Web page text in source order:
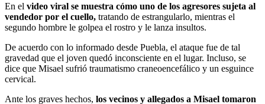
En el video viral se muestra cómo uno de los agresores sujeta al
vendedor por el cuello, tratando de estrangularlo, mientras el
segundo hombre le golpea el rostro y le lanza insultos.
De acuerdo con lo informado desde Puebla, el ataque fue de tal
gravedad que el joven quedó inconsciente en el lugar. Incluso, se
dice que Misael sufrió traumatismo craneoencefálico y un esguince
cervical.
Ante los graves hechos, los vecinos y allegados a Misael tomaron